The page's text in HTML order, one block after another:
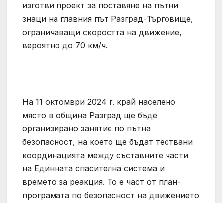
изготви проект за поставяне на пътни
знаци на главния път Разград-Търговище,
ограничаващи скоростта на движение,
вероятно до 70 км/ч.
На 11 октомври 2024 г. край населено
място в община Разград ще бъде
организирано занятие по пътна
безопасност, на което ще бъдат тествани
координацията между съставните части
на Единната спасителна система и
времето за реакция. То е част от план-
програмата по безопасност на движението